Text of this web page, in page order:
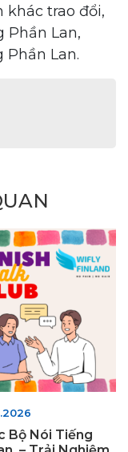
khác trao đổi,
Phần Lan,
Lan.
Bộ Nói Tiếng